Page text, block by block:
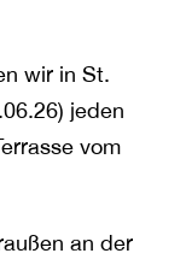
wir in St.
jeden
vom
an der